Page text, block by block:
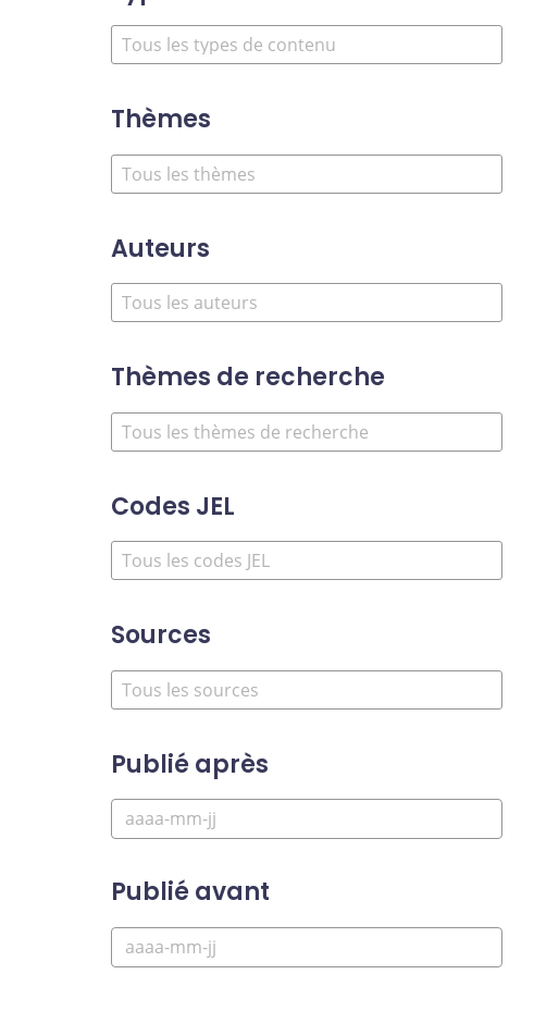
Thèmes
Auteurs
Thèmes de recherche
Codes JEL
Sources
Publié après
Publié avant